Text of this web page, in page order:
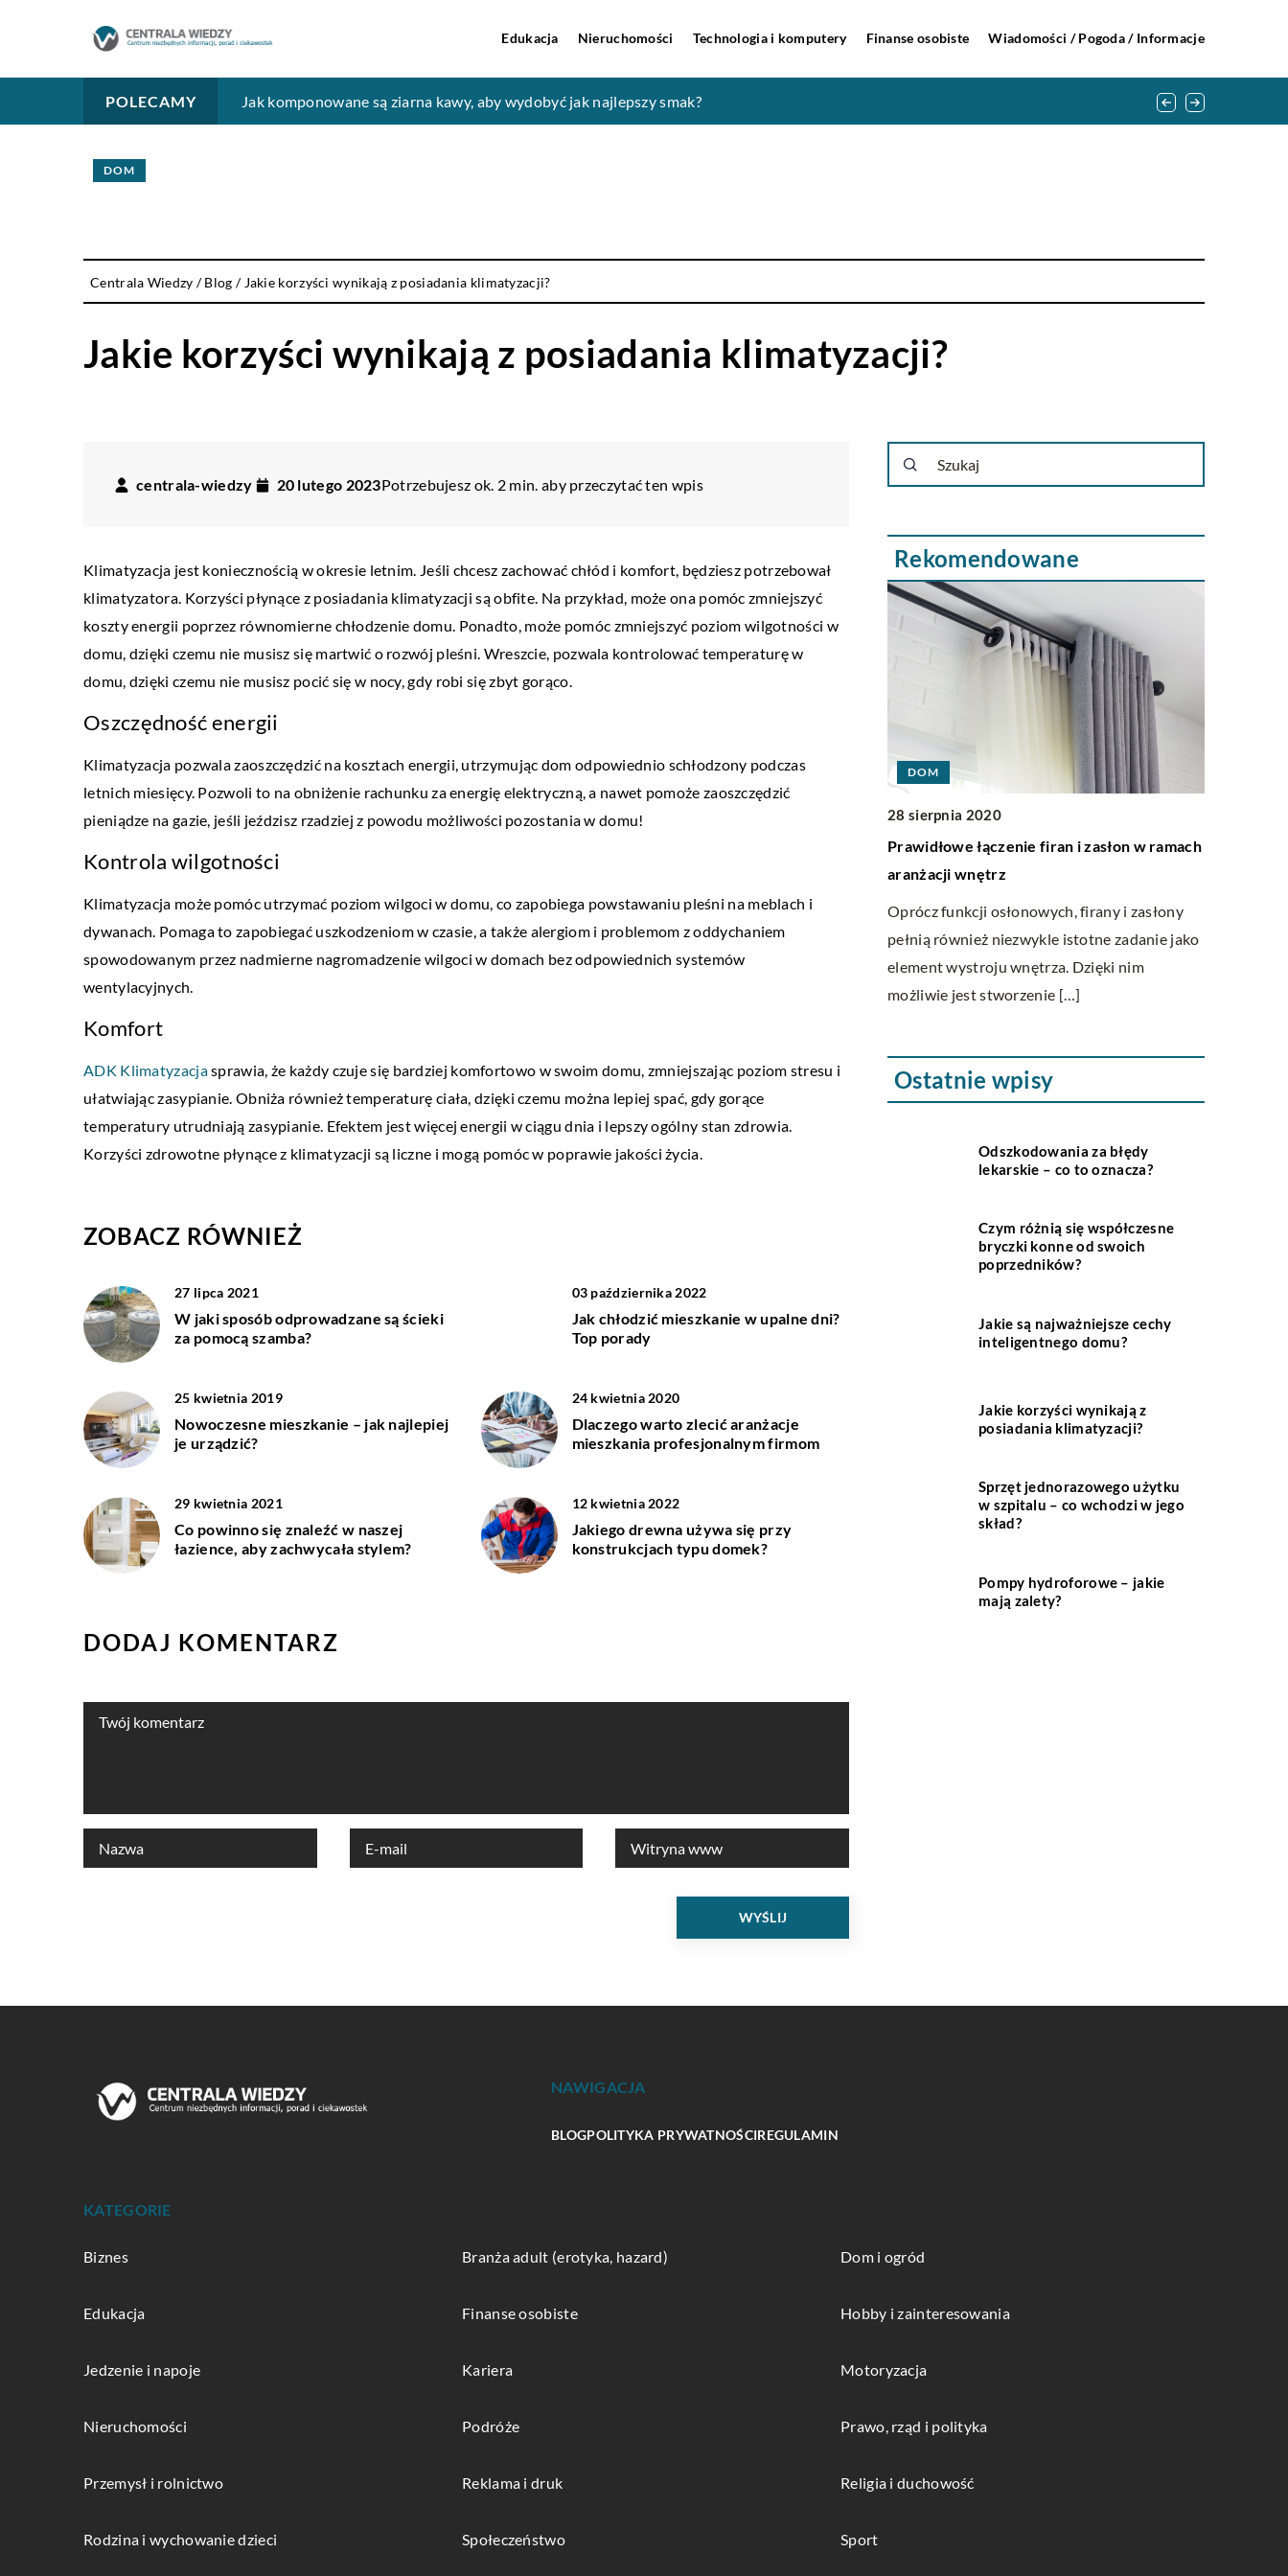
Edukacja Nieruchomości Technologia i komputery Finanse osobiste Wiadomości / Pogoda / Informacje
POLECAMY Jak wiatę garażową wybrać?
Jak komponowane są ziarna kawy, aby wydobyć jak najlepszy smak?
Druk cyfrowy – Techniczna strona procesu
DOM
Centrala Wiedzy /Blog / Jakie korzyści wynikają z posiadania klimatyzacji?
Jakie korzyści wynikają z posiadania klimatyzacji?
centrala-wiedzy 20 lutego 2023Potrzebujesz ok. 2 min. aby przeczytać ten wpis
Klimatyzacja jest koniecznością w okresie letnim. Jeśli chcesz zachować chłód i komfort, będziesz potrzebował
klimatyzatora. Korzyści płynące z posiadania klimatyzacji są obfite. Na przykład, może ona pomóc zmniejszyć
koszty energii poprzez równomierne chłodzenie domu. Ponadto, może pomóc zmniejszyć poziom wilgotności w
domu, dzięki czemu nie musisz się martwić o rozwój pleśni. Wreszcie, pozwala kontrolować temperaturę w
domu, dzięki czemu nie musisz pocić się w nocy, gdy robi się zbyt gorąco.
Oszczędność energii
Klimatyzacja pozwala zaoszczędzić na kosztach energii, utrzymując dom odpowiednio schłodzony podczas
letnich miesięcy. Pozwoli to na obniżenie rachunku za energię elektryczną, a nawet pomoże zaoszczędzić
pieniądze na gazie, jeśli jeździsz rzadziej z powodu możliwości pozostania w domu!
Kontrola wilgotności
Klimatyzacja może pomóc utrzymać poziom wilgoci w domu, co zapobiega powstawaniu pleśni na meblach i
dywanach. Pomaga to zapobiegać uszkodzeniom w czasie, a także alergiom i problemom z oddychaniem
spowodowanym przez nadmierne nagromadzenie wilgoci w domach bez odpowiednich systemów
wentylacyjnych.
Komfort
ADK Klimatyzacjasprawia, że każdy czuje się bardziej komfortowo w swoim domu, zmniejszając poziom stresu i
ułatwiając zasypianie. Obniża również temperaturę ciała, dzięki czemu można lepiej spać, gdy gorące
temperatury utrudniają zasypianie. Efektem jest więcej energii w ciągu dnia i lepszy ogólny stan zdrowia.
Korzyści zdrowotne płynące z klimatyzacji są liczne i mogą pomóc w poprawie jakości życia.
ZOBACZ RÓWNIEŻ
27 lipca 2021
W jaki sposób odprowadzane są ścieki
za pomocą szamba?
03 października 2022
Jak chłodzić mieszkanie w upalne dni?
Top porady
25 kwietnia 2019
Nowoczesne mieszkanie – jak najlepiej
je urządzić?
24 kwietnia 2020
Dlaczego warto zlecić aranżacje
mieszkania profesjonalnym firmom
29 kwietnia 2021
Co powinno się znaleźć w naszej
łazience, aby zachwycała stylem?
12 kwietnia 2022
Jakiego drewna używa się przy
konstrukcjach typu domek?
DODAJ KOMENTARZ
Rekomendowane
LIFE & STYLE
01 kwietnia 2020
chłopiec będzie czuł się komfortowo
Sprostanie wymogom i potrzebom związanym
z doborem odpowiednich ubrań dla młodzieży
to zawsze ogromne wyzwanie, z którym muszą
ZDROWIE I MEDYCYNA
19 lipca 2022
Witaminy są niezbędne dla organizmu. Są to
składniki odżywcze, których organizm nie
może sam wytworzyć i muszą być
DOM
28 sierpnia 2020
Prawidłowe łączenie firan i zasłon w ramach
aranżacji wnętrz
Oprócz funkcji osłonowych, firany i zasłony
pełnią również niezwykle istotne zadanie jako
element wystroju wnętrza. Dzięki nim
możliwie jest stworzenie […]
Ostatnie wpisy
Odszkodowania za błędy
lekarskie – co to oznacza?
Czym różnią się współczesne
bryczki konne od swoich
poprzedników?
Jakie są najważniejsze cechy
inteligentnego domu?
Jakie korzyści wynikają z
posiadania klimatyzacji?
Sprzęt jednorazowego użytku
w szpitalu – co wchodzi w jego
skład?
Pompy hydroforowe – jakie
mają zalety?
NAWIGACJA
BLOGPOLITYKA PRYWATNOŚCIREGULAMIN
KATEGORIE
Biznes Branża adult (erotyka, hazard) Dom i ogród
Edukacja Finanse osobiste Hobby i zainteresowania
Jedzenie i napoje Kariera Motoryzacja
Nieruchomości Podróże Prawo, rząd i polityka
Przemysł i rolnictwo Reklama i druk Religia i duchowość
Rodzina i wychowanie dzieci Społeczeństwo Sport